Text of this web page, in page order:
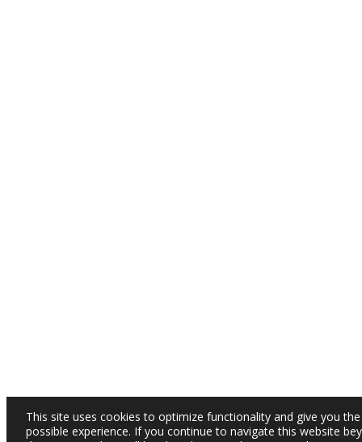
This site uses cookies to optimize functionality and give you
possible experience. If you continue to navigate this website